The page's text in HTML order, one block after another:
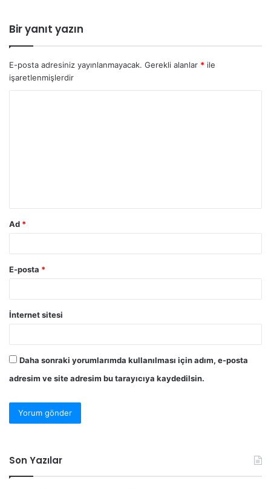
Bir yanıt yazın
E-posta adresiniz yayınlanmayacak. Gerekli alanlar * ile
işaretlenmişlerdir
Ad *
E-posta *
İnternet sitesi
Daha sonraki yorumlarımda kullanılması için adım, e-posta
adresim ve site adresim bu tarayıcıya kaydedilsin.
Son Yazılar